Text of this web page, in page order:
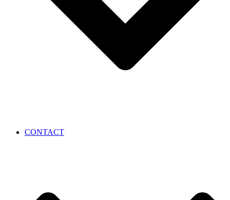
CONTACT